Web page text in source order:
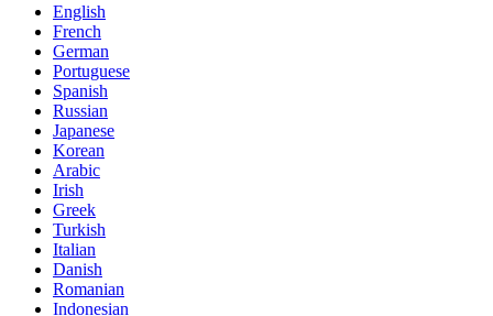
English
French
German
Portuguese
Spanish
Russian
Japanese
Korean
Arabic
Irish
Greek
Turkish
Italian
Danish
Romanian
Indonesian